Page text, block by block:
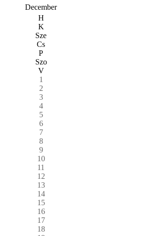
December
H
K
Sze
Cs
P
Szo
V
1
2
3
4
5
6
7
8
9
10
11
12
13
14
15
16
17
18